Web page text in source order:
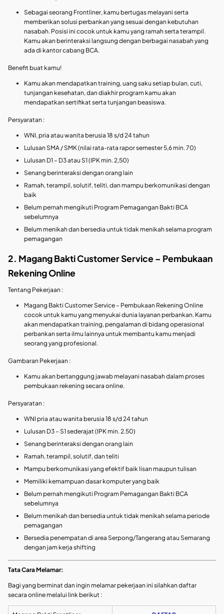
Sebagai seorang Frontliner, kamu bertugas melayani serta
memberikan solusi perbankan yang sesuai dengan kebutuhan
nasabah. Posisi ini cocok untuk kamu yang ramah serta terampil.
Kamu akan berinteraksi langsung dengan berbagai nasabah yang
ada di kantor cabang BCA.
Benefit buat kamu!
Kamu akan mendapatkan training, uang saku setiap bulan, cuti,
tunjangan kesehatan, dan diakhir program kamu akan
mendapatkan sertifikat serta tunjangan beasiswa.
Persyaratan :
WNI, pria atau wanita berusia 18 s/d 24 tahun
Lulusan SMA / SMK (nilai rata-rata rapor semester 5,6 min. 70)
Lulusan D1 – D3 atau S1 (IPK min. 2,50)
Senang berinteraksi dengan orang lain
Ramah, terampil, solutif, teliti, dan mampu berkomunikasi dengan
baik
Belum pernah mengikuti Program Pemagangan Bakti BCA
sebelumnya
Belum menikah dan bersedia untuk tidak menikah selama program
pemagangan
2. Magang Bakti Customer Service – Pembukaan
Rekening Online
Tentang Pekerjaan :
Magang Bakti Customer Service – Pembukaan Rekening Online
cocok untuk kamu yang menyukai dunia layanan perbankan. Kamu
akan mendapatkan training, pengalaman di bidang operasional
perbankan serta ilmu lainnya untuk membantu kamu menjadi
seorang yang profesional.
Gambaran Pekerjaan :
Kamu akan bertanggung jawab melayani nasabah dalam proses
pembukaan rekening secara online.
Persyaratan :
WNI pria atau wanita berusia 18 s/d 24 tahun
Lulusan D3 – S1 sederajat (IPK min. 2.50)
Senang berinteraksi dengan orang lain
Ramah, terampil, solutif, dan teliti
Mampu berkomunikasi yang efektif baik lisan maupun tulisan
Memiliki kemampuan dasar komputer yang baik
Belum pernah mengikuti Program Pemagangan Bakti BCA
sebelumnya
Belum menikah dan bersedia untuk tidak menikah selama periode
pemagangan
Bersedia penempatan di area Serpong/Tangerang atau Semarang
dengan jam kerja shifting
Tata Cara Melamar:
Bagi yang berminat dan ingin melamar pekerjaan ini silahkan daftar
secara online melalui link berikut :